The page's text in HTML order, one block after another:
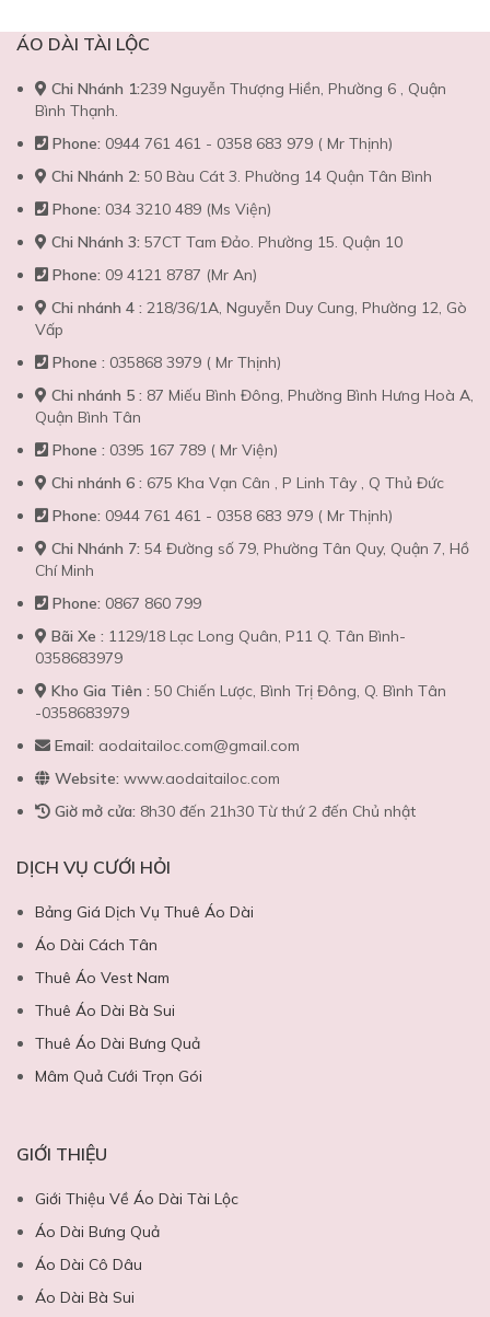
ÁO DÀI TÀI LỘC
Chi Nhánh 1:239 Nguyễn Thượng Hiền, Phường 6 , Quận
Bình Thạnh.
Phone: 0944 761 461 - 0358 683 979 ( Mr Thịnh)
Chi Nhánh 2: 50 Bàu Cát 3. Phường 14 Quận Tân Bình
Phone: 034 3210 489 (Ms Viện)
Chi Nhánh 3: 57CT Tam Đảo. Phường 15. Quận 10
Phone: 09 4121 8787 (Mr An)
Chi nhánh 4 : 218/36/1A, Nguyễn Duy Cung, Phường 12, Gò
Vấp
Phone : 035868 3979 ( Mr Thịnh)
Chi nhánh 5 : 87 Miếu Bình Đông, Phường Bình Hưng Hoà A,
Quận Bình Tân
Phone : 0395 167 789 ( Mr Viện)
Chi nhánh 6 : 675 Kha Vạn Cân , P Linh Tây , Q Thủ Đức
Phone: 0944 761 461 - 0358 683 979 ( Mr Thịnh)
Chi Nhánh 7: 54 Đường số 79, Phường Tân Quy, Quận 7, Hồ
Chí Minh
Phone: 0867 860 799
Bãi Xe : 1129/18 Lạc Long Quân, P11 Q. Tân Bình-
0358683979
Kho Gia Tiên : 50 Chiến Lược, Bình Trị Đông, Q. Bình Tân
-0358683979
Email: aodaitailoc.com@gmail.com
Website: www.aodaitailoc.com
Giờ mở cửa: 8h30 đến 21h30 Từ thứ 2 đến Chủ nhật
DỊCH VỤ CƯỚI HỎI
Bảng Giá Dịch Vụ Thuê Áo Dài
Áo Dài Cách Tân
Thuê Áo Vest Nam
Thuê Áo Dài Bà Sui
Thuê Áo Dài Bưng Quả
Mâm Quả Cưới Trọn Gói
GIỚI THIỆU
Giới Thiệu Về Áo Dài Tài Lộc
Áo Dài Bưng Quả
Áo Dài Cô Dâu
Áo Dài Bà Sui